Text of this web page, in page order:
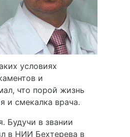
условиях
и
что порой жизнь
и смекалка врача.
Будучи в звании
в НИИ Бехтерева в